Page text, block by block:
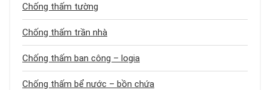
Chống thấm tường
Chống thấm trần nhà
Chống thấm ban công – logia
Chống thấm bể nước – bồn chứa